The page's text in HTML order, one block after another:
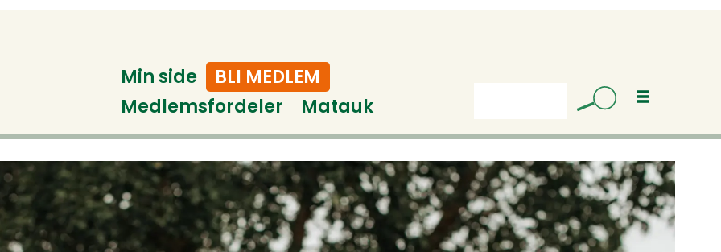
Min side
BLI MEDLEM
Medlemsfordeler
Matauk